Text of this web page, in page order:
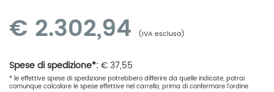
€ 2.302,94 (IVA esclusa)
Spese di spedizione*:€37,55
* le effettive spese di spedizione potrebbero differire da quelle indicate, potrai
comunque calcolare le spese effettive nel carrello, prima di confermare l'ordine